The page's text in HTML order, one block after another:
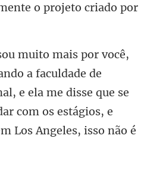
a faculdade de
e ela me disse que se